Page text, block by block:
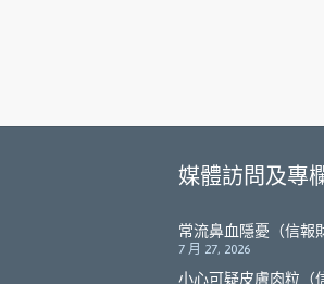
媒體訪問及專
常流鼻血隱憂（信報
7 月 27, 2026
小心可疑皮膚肉粒（